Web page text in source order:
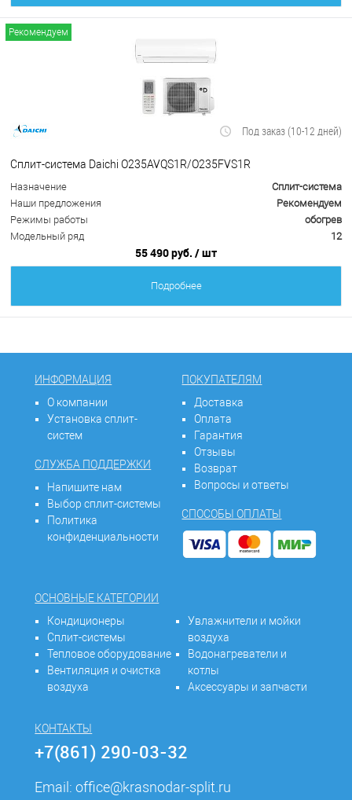
Рекомендуем
Под заказ (10-12 дней)
Сплит-система Daichi O235AVQS1R/O235FVS1R
Назначение
Сплит-система
Наши предложения
Рекомендуем
Режимы работы
обогрев
Модельный ряд
12
55 490 руб. / шт
Подробнее
ИНФОРМАЦИЯ
О компании
Установка сплит-
систем
СЛУЖБА ПОДДЕРЖКИ
Напишите нам
Выбор сплит-системы
Политика
конфиденциальности
ПОКУПАТЕЛЯМ
Доставка
Оплата
Гарантия
Отзывы
Возврат
Вопросы и ответы
СПОСОБЫ ОПЛАТЫ
ОСНОВНЫЕ КАТЕГОРИИ
Кондиционеры
Сплит-системы
Тепловое оборудование
Вентиляция и очистка
воздуха
Увлажнители и мойки
воздуха
Водонагреватели и
котлы
Аксессуары и запчасти
КОНТАКТЫ
+7(861) 290-03-32
Email:office@krasnodar-split.ru